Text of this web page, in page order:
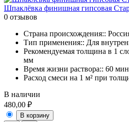
Шпаклёвка финишная гипсовая
0 отзывов
Страна происхождения::
Тип применения:: Для
Рекомендуемая толщина в 1
мм
Время жизни раствора:: 60 мин
Расход смеси на 1 м² при
В наличии
480,00 ₽
В корзину